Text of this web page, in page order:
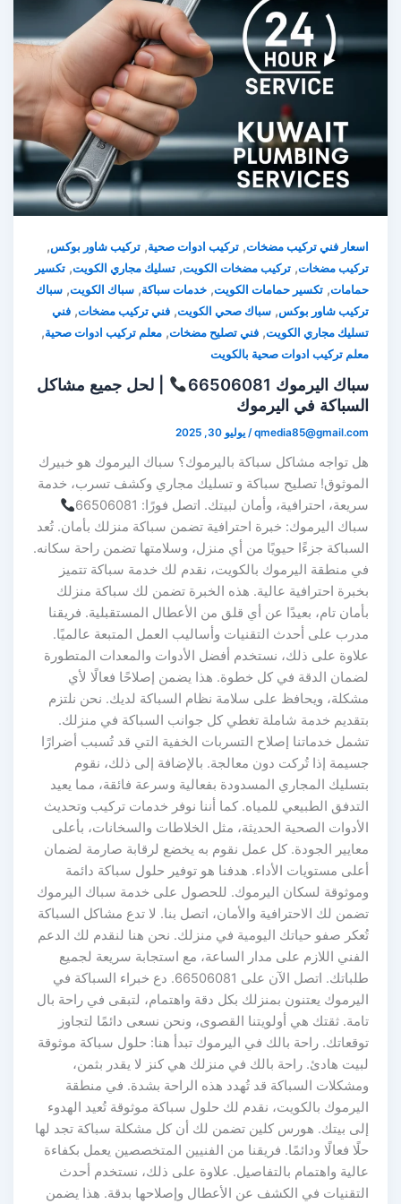
اسعار فني تركيب مضخات,تركيب ادوات صحية,تركيب شاور بوكس,
تركيب مضخات,تركيب مضخات الكويت,تسليك مجاري الكويت,تكسير
حمامات,تكسير حمامات الكويت,خدمات سباكة,سباك الكويت,سباك
تركيب شاور بوكس,سباك صحي الكويت,فني تركيب مضخات,فني
تسليك مجاري الكويت,فني تصليح مضخات,معلم تركيب ادوات صحية,
معلم تركيب ادوات صحية بالكويت
سباك اليرموك 66506081
| لحل جميع مشاكل
السباكة في اليرموك
qmedia85@gmail.com
/يوليو 30, 2025
هل تواجه مشاكل سباكة باليرموك؟ سباك اليرموك هو خبيرك
الموثوق! تصليح سباكة و تسليك مجاري وكشف تسرب، خدمة
سريعة، احترافية، وأمان لبيتك. اتصل فورًا: 66506081
سباك اليرموك: خبرة احترافية تضمن سباكة منزلك بأمان. تُعد
السباكة جزءًا حيويًا من أي منزل، وسلامتها تضمن راحة سكانه.
في منطقة اليرموك بالكويت، نقدم لك خدمة سباكة تتميز
بخبرة احترافية عالية. هذه الخبرة تضمن لك سباكة منزلك
بأمان تام، بعيدًا عن أي قلق من الأعطال المستقبلية. فريقنا
مدرب على أحدث التقنيات وأساليب العمل المتبعة عالميًا.
علاوة على ذلك، نستخدم أفضل الأدوات والمعدات المتطورة
لضمان الدقة في كل خطوة. هذا يضمن إصلاحًا فعالًا لأي
مشكلة، ويحافظ على سلامة نظام السباكة لديك. نحن نلتزم
بتقديم خدمة شاملة تغطي كل جوانب السباكة في منزلك.
تشمل خدماتنا إصلاح التسربات الخفية التي قد تُسبب أضرارًا
جسيمة إذا تُركت دون معالجة. بالإضافة إلى ذلك، نقوم
بتسليك المجاري المسدودة بفعالية وسرعة فائقة، مما يعيد
التدفق الطبيعي للمياه. كما أننا نوفر خدمات تركيب وتحديث
الأدوات الصحية الحديثة، مثل الخلاطات والسخانات، بأعلى
معايير الجودة. كل عمل نقوم به يخضع لرقابة صارمة لضمان
أعلى مستويات الأداء. هدفنا هو توفير حلول سباكة دائمة
وموثوقة لسكان اليرموك. للحصول على خدمة سباك اليرموك
تضمن لك الاحترافية والأمان، اتصل بنا. لا تدع مشاكل السباكة
تُعكر صفو حياتك اليومية في منزلك. نحن هنا لنقدم لك الدعم
الفني اللازم على مدار الساعة، مع استجابة سريعة لجميع
طلباتك. اتصل الآن على 66506081. دع خبراء السباكة في
اليرموك يعتنون بمنزلك بكل دقة واهتمام، لتبقى في راحة بال
تامة. ثقتك هي أولويتنا القصوى، ونحن نسعى دائمًا لتجاوز
توقعاتك. راحة بالك في اليرموك تبدأ هنا: حلول سباكة موثوقة
لبيت هادئ. راحة بالك في منزلك هي كنز لا يقدر بثمن،
ومشكلات السباكة قد تُهدد هذه الراحة بشدة. في منطقة
اليرموك بالكويت، نقدم لك حلول سباكة موثوقة تُعيد الهدوء
إلى بيتك. هورس كلين تضمن لك أن كل مشكلة سباكة تجد لها
حلًا فعالًا ودائمًا. فريقنا من الفنيين المتخصصين يعمل بكفاءة
عالية واهتمام بالتفاصيل. علاوة على ذلك، نستخدم أحدث
التقنيات في الكشف عن الأعطال وإصلاحها بدقة. هذا يضمن